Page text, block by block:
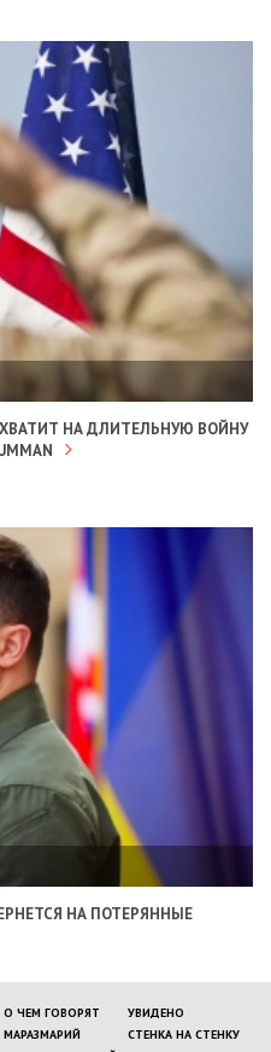
НА ДЛИТЕЛЬНУЮ ВОЙНУ
НА ПОТЕРЯННЫЕ
О ЧЕМ ГОВОРЯТ
УВИДЕНО
МАРАЗМАРИЙ
СТЕНКА НА СТЕНКУ